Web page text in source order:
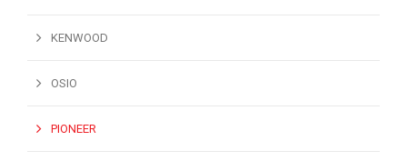
KENWOOD
OSIO
PIONEER